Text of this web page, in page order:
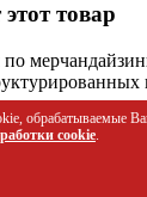
товар
обрабатываемые
cookie.